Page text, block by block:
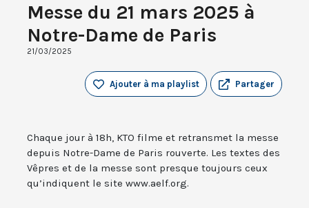
Messe du 21 mars 2025 à
Notre-Dame de Paris
21/03/2025
Partager
Ajouter à ma playlist
Chaque jour à 18h, KTO filme et retransmet la messe
depuis Notre-Dame de Paris rouverte. Les textes des
Vêpres et de la messe sont presque toujours ceux
qu’indiquent le site www.aelf.org.